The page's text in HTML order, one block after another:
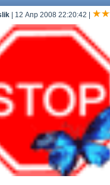
| 12 Апр 2008 22:20:42